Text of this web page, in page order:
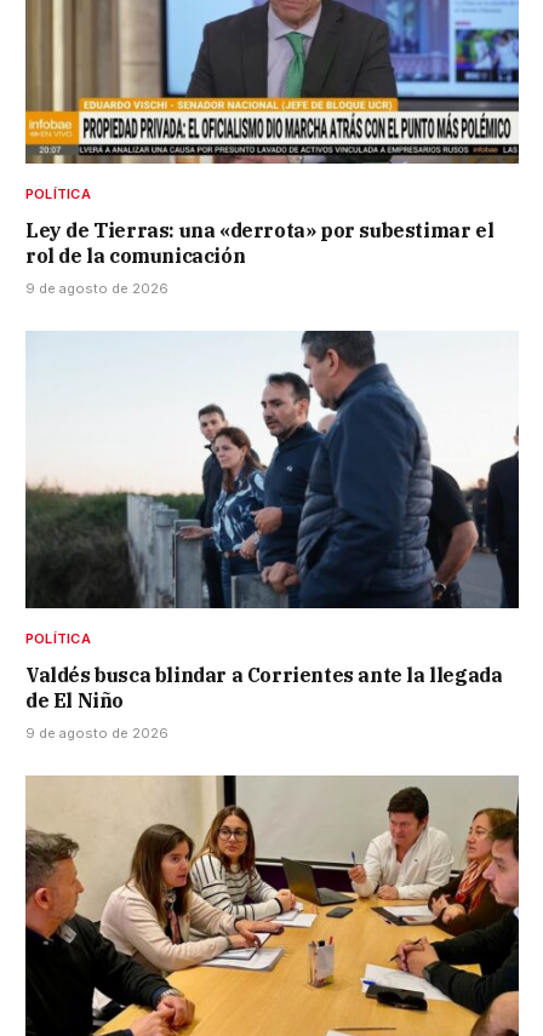
POLÍTICA
Ley de Tierras: una «derrota» por subestimar el
rol de la comunicación
9 de agosto de 2026
POLÍTICA
Valdés busca blindar a Corrientes ante la llegada
de El Niño
9 de agosto de 2026